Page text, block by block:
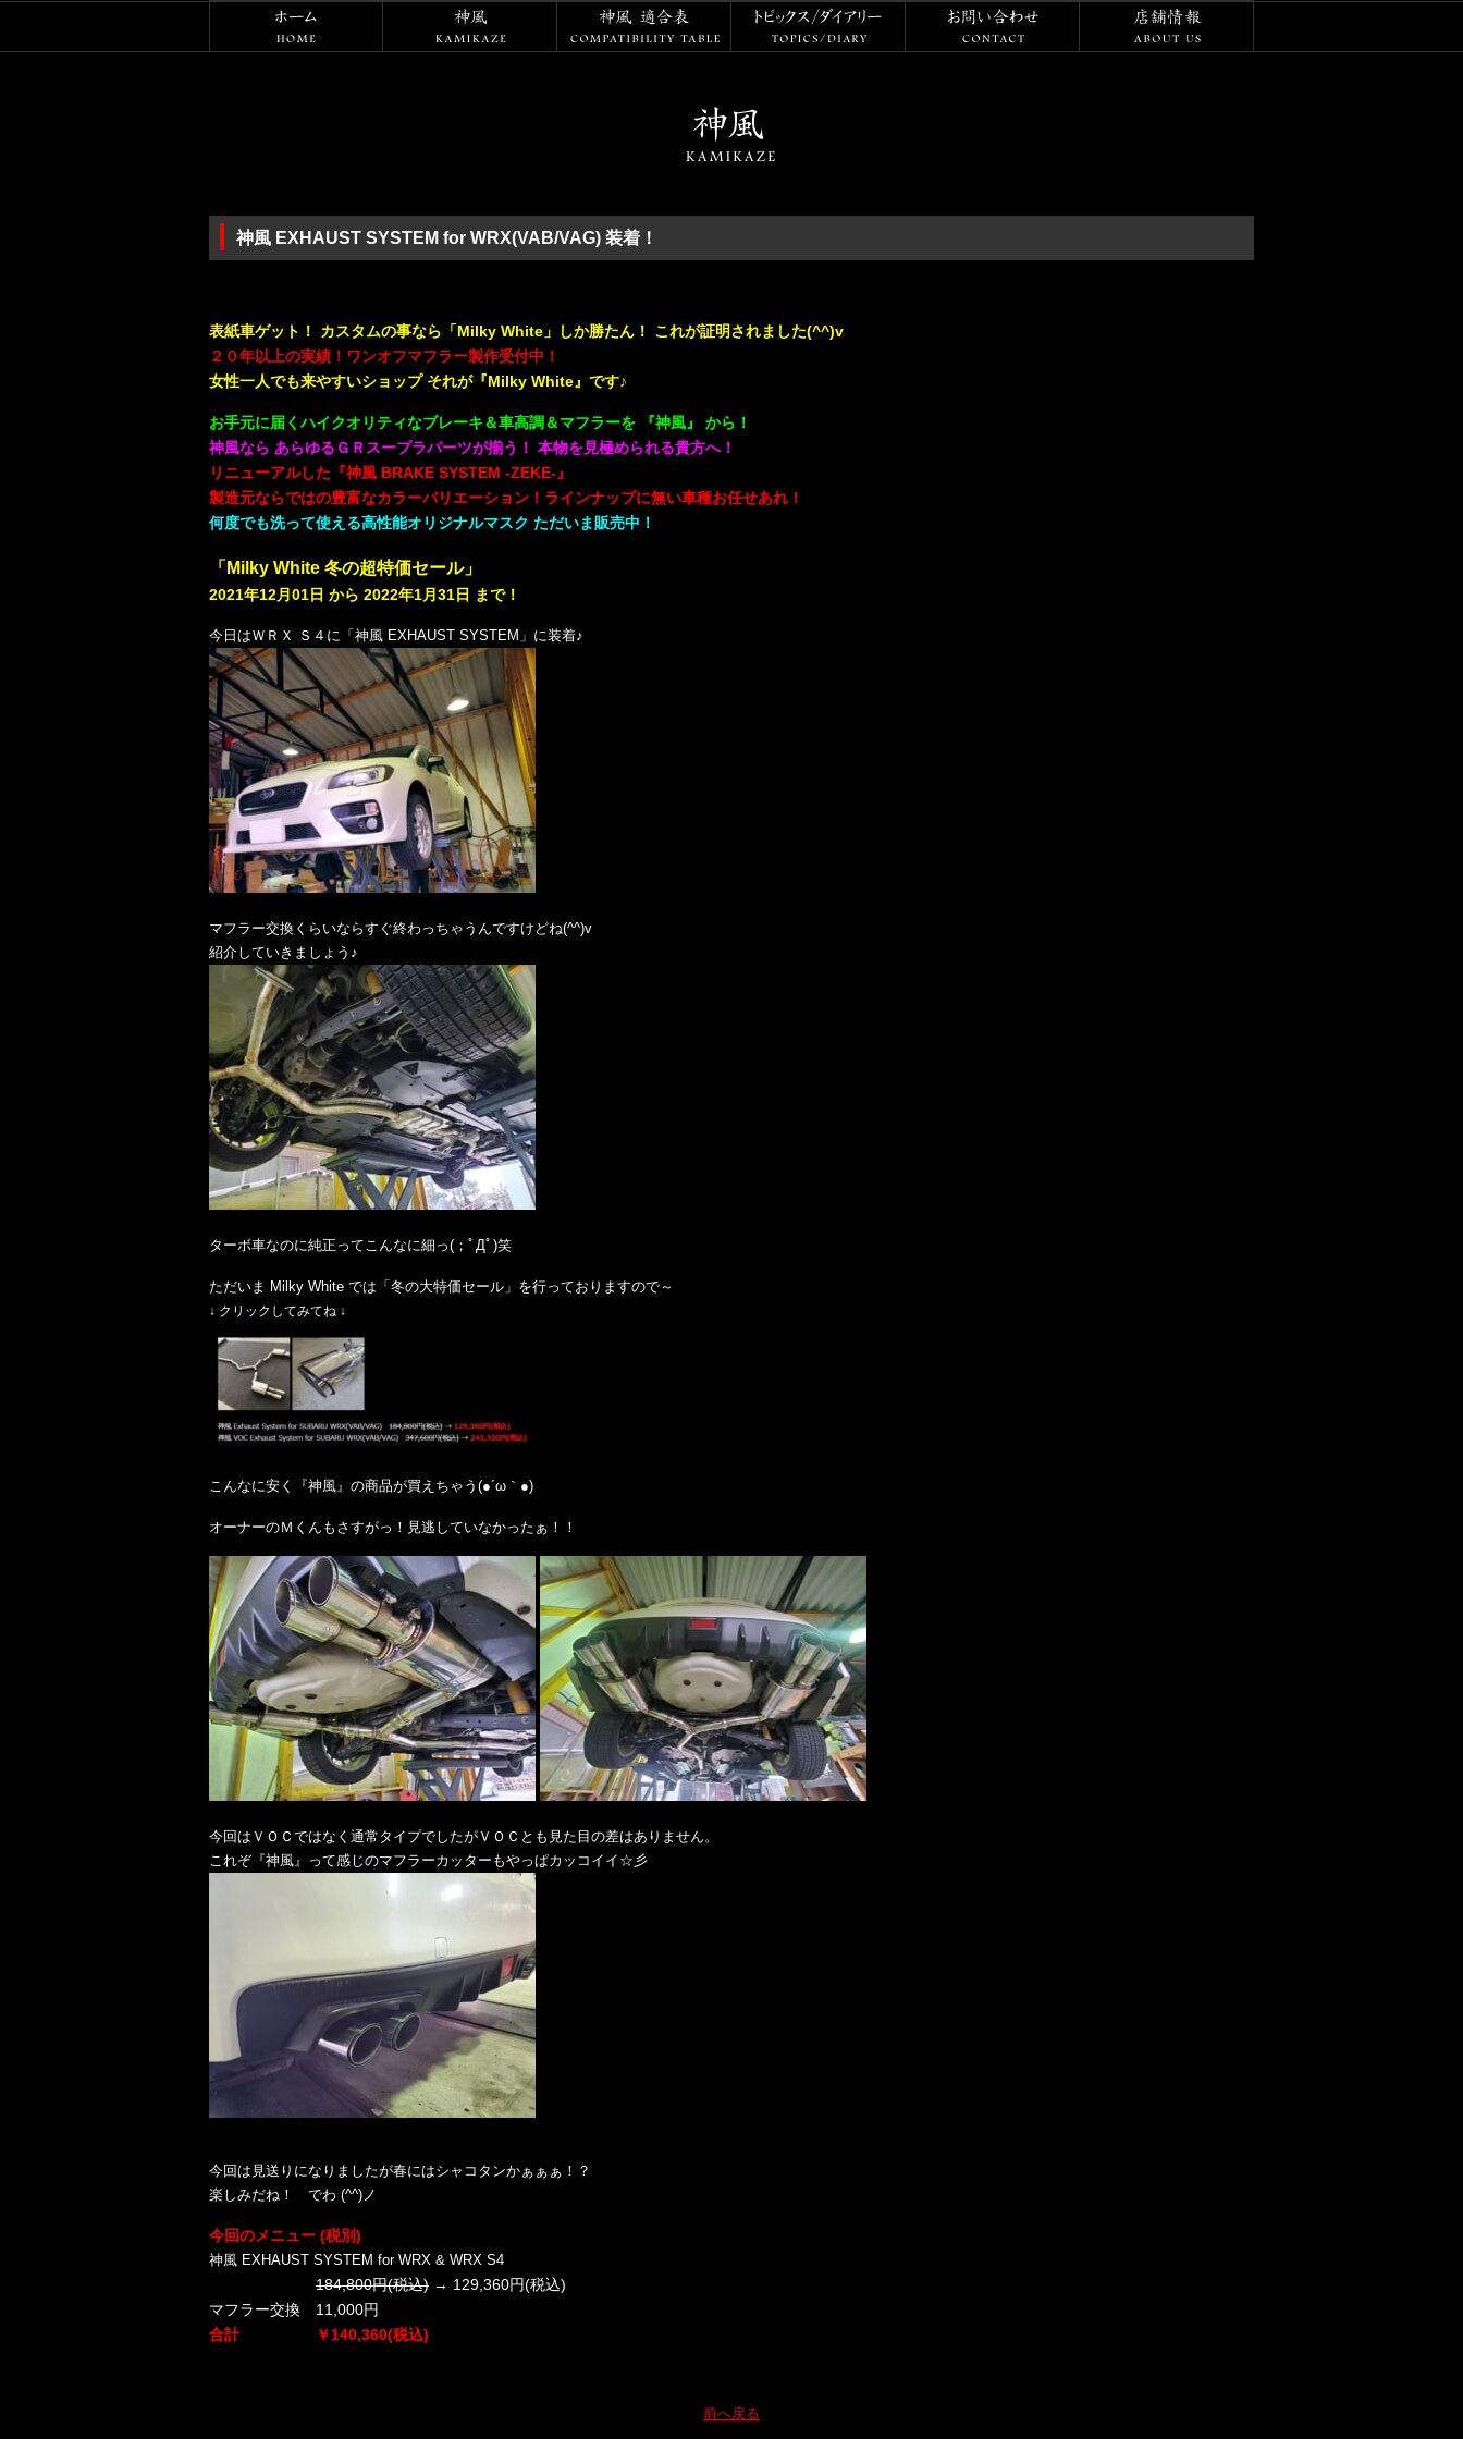
神風 適合表 トピックス/ダイアリー お問い合わせ
神風 EXHAUST SYSTEM for WRX(VAB/VAG) 装着！
表紙車ゲット！ カスタムの事なら「Milky White」しか勝たん！ これが証明されました(^^)v
２０年以上の実績！ワンオフマフラー製作受付中！
女性一人でも来やすいショップ それが『Milky White』です♪
お手元に届くハイクオリティなブレーキ＆車高調＆マフラーを 『神風』 から！
神風なら あらゆるＧＲスープラパーツが揃う！ 本物を見極められる貴方へ！
リニューアルした『神風 BRAKE SYSTEM -ZEKE-』
製造元ならではの豊富なカラーバリエーション！ラインナップに無い車種お任せあれ！
何度でも洗って使える高性能オリジナルマスク ただいま販売中！
「Milky White 冬の超特価セール」
2021年12月01日 から 2022年1月31日 まで！
今日はＷＲＸ Ｓ４に「神風 EXHAUST SYSTEM」に装着♪
マフラー交換くらいならすぐ終わっちゃうんですけどね(^^)v
紹介していきましょう♪
ターボ車なのに純正ってこんなに細っ(；ﾟДﾟ)笑
ただいま Milky White では「冬の大特価セール」を行っておりますので～
↓ クリックしてみてね ↓
こんなに安く『神風』の商品が買えちゃう(●´ω｀●)
オーナーのＭくんもさすがっ！見逃していなかったぁ！！
今回はＶＯＣではなく通常タイプでしたがＶＯＣとも見た目の差はありません。
これぞ『神風』って感じのマフラーカッターもやっぱカッコイイ☆彡
今回は見送りになりましたが春にはシャコタンかぁぁぁ！？
楽しみだね！ でわ (^^)ノ
今回のメニュー (税別)
神風 EXHAUST SYSTEM for WRX & WRX S4
184,800円(税込) → 129,360円(税込)
マフラー交換 11,000円
合計 ￥140,360(税込)
前へ戻る